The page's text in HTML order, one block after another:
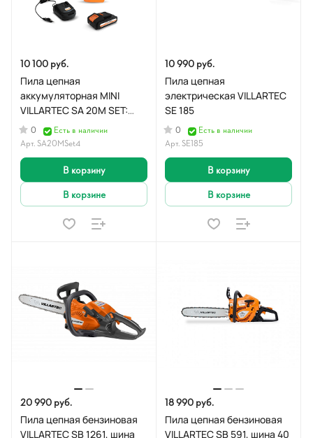
10 100 руб.
Пила цепная
аккумуляторная MINI
VILLARTEC SA 20M SET:
AS204, AC202
0
Есть в наличии
Арт.SA20MSet4
В корзину
В корзине
10 990 руб.
Пила цепная
электрическая VILLARTEC
SE 185
0
Есть в наличии
Арт.SE185
В корзину
В корзине
20 990 руб.
Пила цепная бензиновая
VILLARTEC SB 1261, шина
18 990 руб.
Пила цепная бензиновая
VILLARTEC SB 591, шина 40